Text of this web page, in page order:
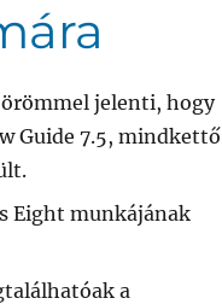
jelenti, hogy
Guide 7.5, mindkettő
Eight munkájának
a